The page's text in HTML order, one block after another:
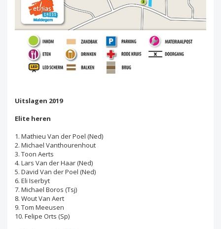
Uitslagen 2019
Elite heren
1. Mathieu Van der Poel (Ned)
2. Michael Vanthourenhout
3. Toon Aerts
4. Lars Van der Haar (Ned)
5. David Van der Poel (Ned)
6. Eli Iserbyt
7. Michael Boros (Tsj)
8. Wout Van Aert
9. Tom Meeusen
10. Felipe Orts (Sp)